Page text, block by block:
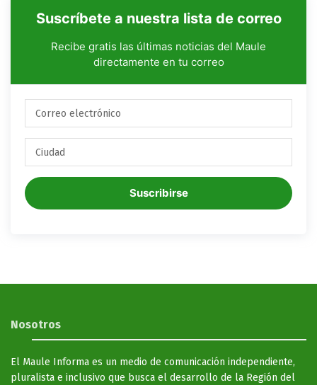
Suscríbete a nuestra lista de correo
Recibe gratis las últimas noticias del Maule
directamente en tu correo
Suscribirse
Nosotros
El Maule Informa es un medio de comunicación independiente,
pluralista e inclusivo que busca el desarrollo de la Región del